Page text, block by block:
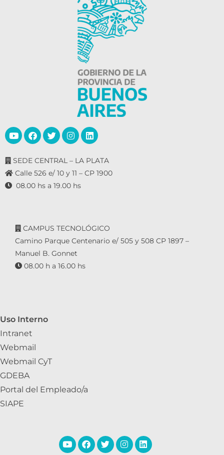
SEDE CENTRAL – LA PLATA
Calle 526 e/ 10 y 11 – CP 1900
08.00 hs a 19.00 hs
CAMPUS TECNOLÓGICO
Camino Parque Centenario e/ 505 y 508 CP 1897 –
Manuel B. Gonnet
08.00 h a 16.00 hs
Uso Interno
Intranet
Webmail
Webmail CyT
GDEBA
Portal del Empleado/a
SIAPE